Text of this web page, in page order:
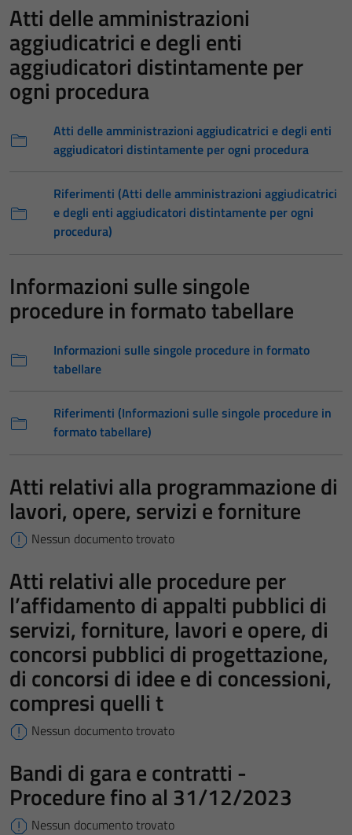
Atti delle amministrazioni
aggiudicatrici e degli enti
aggiudicatori distintamente per
ogni procedura
Atti delle amministrazioni aggiudicatrici e degli enti
aggiudicatori distintamente per ogni procedura
Riferimenti (Atti delle amministrazioni aggiudicatrici
e degli enti aggiudicatori distintamente per ogni
procedura)
Informazioni sulle singole
procedure in formato tabellare
Informazioni sulle singole procedure in formato
tabellare
Riferimenti (Informazioni sulle singole procedure in
formato tabellare)
Atti relativi alla programmazione di
lavori, opere, servizi e forniture
Nessun documento trovato
Atti relativi alle procedure per
l’affidamento di appalti pubblici di
servizi, forniture, lavori e opere, di
concorsi pubblici di progettazione,
di concorsi di idee e di concessioni,
compresi quelli t
Nessun documento trovato
Bandi di gara e contratti -
Procedure fino al 31/12/2023
Nessun documento trovato